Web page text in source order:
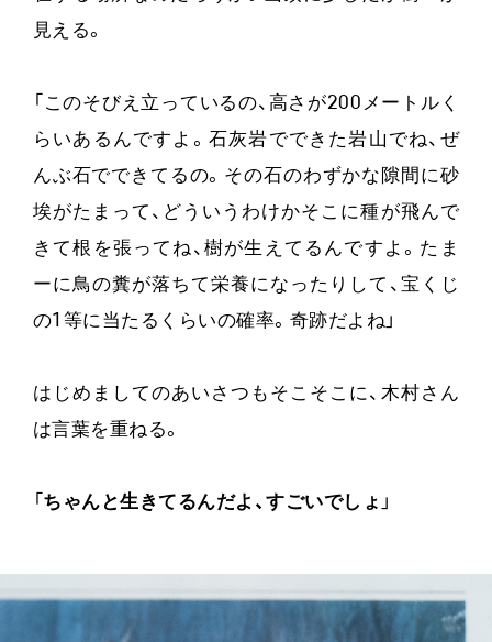
見える。
「このそびえ立っているの、高さが200メートルく
らいあるんですよ。石灰岩でできた岩山でね、ぜ
んぶ石でできてるの。その石のわずかな隙間に砂
埃がたまって、どういうわけかそこに種が飛んで
きて根を張ってね、樹が生えてるんですよ。たま
ーに鳥の糞が落ちて栄養になったりして、宝くじ
の1等に当たるくらいの確率。奇跡だよね」
はじめましてのあいさつもそこそこに、木村さん
は言葉を重ねる。
「 ちゃんと生きてるんだよ、すごいでしょ 」